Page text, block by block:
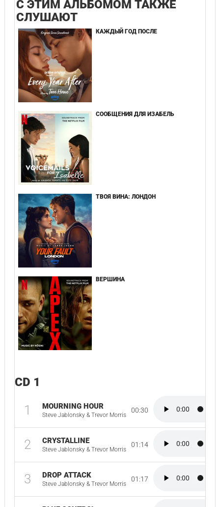
С ЭТИМ АЛЬБОМОМ ТАКЖЕ
СЛУШАЮТ
КАЖДЫЙ ГОД ПОСЛЕ
СООБЩЕНИЯ ДЛЯ ИЗАБЕЛЬ
ТВОЯ ВИНА: ЛОНДОН
ВЕРШИНА
CD 1
1 MOURNING HOUR
Steve Jablonsky & Trevor Morris
00:30
2 CRYSTALLINE
Steve Jablonsky & Trevor Morris
01:14
3 DROP ATTACK
Steve Jablonsky & Trevor Morris
01:17